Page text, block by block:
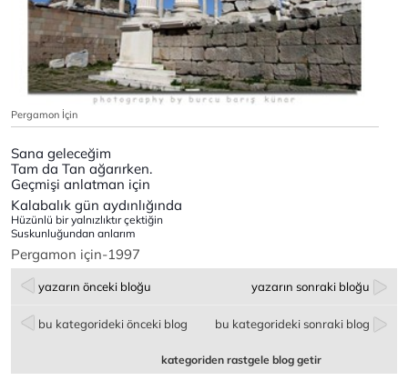
Pergamon İçin
Sana geleceğim
Tam da Tan ağarırken.
Geçmişi anlatman için
Kalabalık gün aydınlığında
Hüzünlü bir yalnızlıktır çektiğin
Suskunluğundan anlarım
Pergamon için-1997
yazarın önceki bloğu yazarın sonraki bloğu
bu kategorideki önceki blog bu kategorideki sonraki blog
kategoriden rastgele blog getir